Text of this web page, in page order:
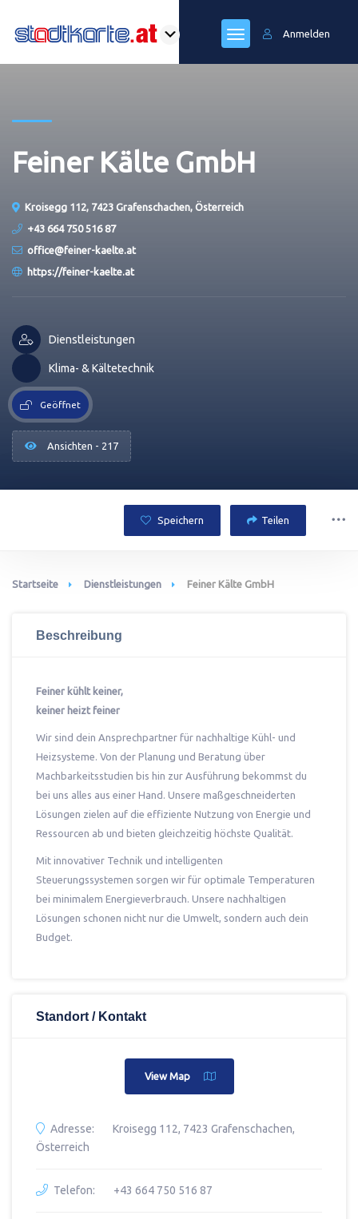
Anmelden
Feiner Kälte GmbH
Kroisegg 112, 7423 Grafenschachen, Österreich
+43 664 750 516 87
office@feiner-kaelte.at
https://feiner-kaelte.at
Dienstleistungen
Klima- & Kältetechnik
Geöffnet
Ansichten - 217
Speichern Teilen
Startseite Dienstleistungen Feiner Kälte GmbH
Beschreibung
Feiner kühlt keiner,
keiner heizt feiner
Wir sind dein Ansprechpartner für nachhaltige Kühl- und
Heizsysteme. Von der Planung und Beratung über
Machbarkeitsstudien bis hin zur Ausführung bekommst du
bei uns alles aus einer Hand. Unsere maßgeschneiderten
Lösungen zielen auf die effiziente Nutzung von Energie und
Ressourcen ab und bieten gleichzeitig höchste Qualität.
Mit innovativer Technik und intelligenten
Steuerungssystemen sorgen wir für optimale Temperaturen
bei minimalem Energieverbrauch. Unsere nachhaltigen
Lösungen schonen nicht nur die Umwelt, sondern auch dein
Budget.
Standort / Kontakt
View Map
Adresse:
Kroisegg 112, 7423 Grafenschachen,
Österreich
Telefon: +43 664 750 516 87